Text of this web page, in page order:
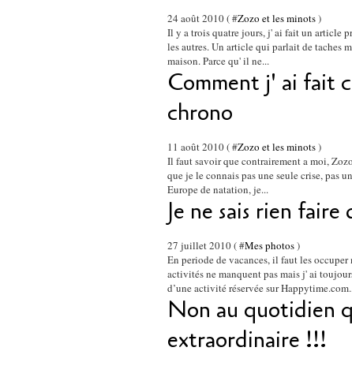
24 août 2010 ( #Zozo et les minots)
Il y a trois quatre jours, j' ai fait un article
les autres. Un article qui parlait de taches
maison. Parce qu' il ne...
Comment j' ai fait
chrono
11 août 2010 ( #Zozo et les minots)
Il faut savoir que contrairement a moi,
que je le connais pas une seule crise, pas
Europe de natation, je...
Je ne sais rien
27 juillet 2010 ( #Mes photos)
En periode de vacances, il faut les
activités ne manquent pas mais j' ai
d’une activité réservée sur
Non au quotidien
extraordinaire !!!